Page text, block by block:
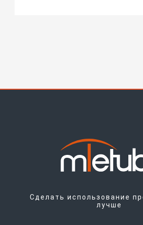
Сделать использование
лучше